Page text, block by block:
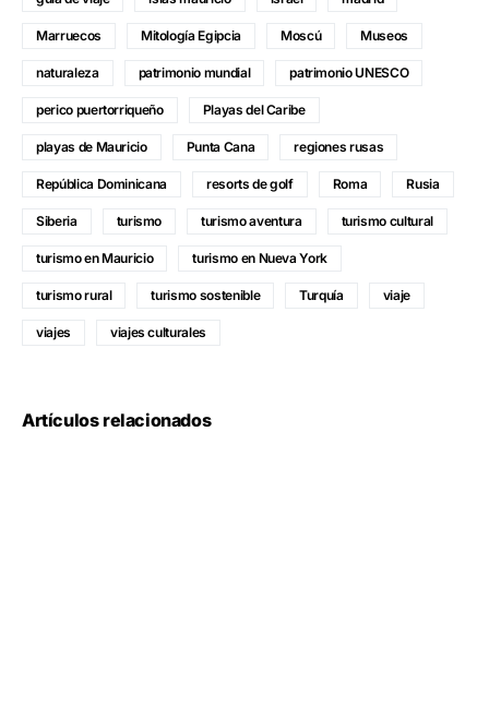
Marruecos Mitología Egipcia Moscú Museos
naturaleza patrimonio mundial patrimonio UNESCO
perico puertorriqueño Playas del Caribe
playas de Mauricio Punta Cana regiones rusas
República Dominicana resorts de golf Roma Rusia
Siberia turismo turismo aventura turismo cultural
turismo en Mauricio turismo en Nueva York
turismo rural turismo sostenible Turquía viaje
viajes viajes culturales
Artículos relacionados